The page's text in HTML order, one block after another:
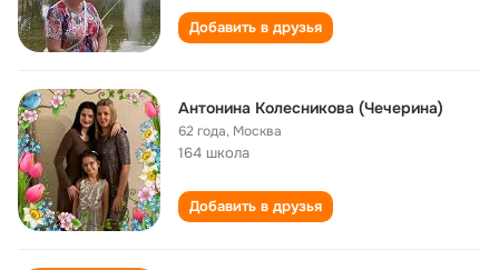
Добавить в друзья
Антонина Колесникова (Чечерина)
62 года, Москва
164 школа
Добавить в друзья